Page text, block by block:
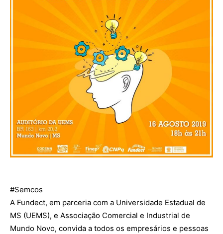
#Semcos
A Fundect, em parceria com a Universidade Estadual de
MS (UEMS), e Associação Comercial e Industrial de
Mundo Novo, convida a todos os empresários e pessoas